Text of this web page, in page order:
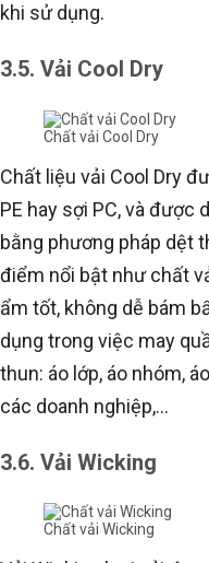
khi sử dụng.
3.5. Vải Cool Dry
Chất vải Cool Dry
Chất liệu vải Cool Dry
PE hay sợi PC, và
bằng phương pháp dệt
điểm nổi bật như chất
ẩm tốt, không dễ bám
dụng trong việc may
thun: áo lớp, áo nhóm,
các doanh nghiệp,…
3.6. Vải Wicking
Chất vải Wicking